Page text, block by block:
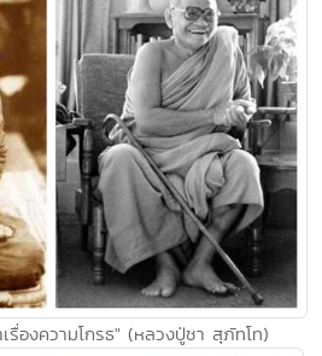
องความโกรธ" (หลวงปู่ชา สุภัทโท)